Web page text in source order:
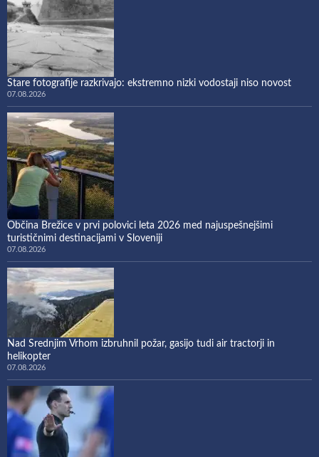
Stare fotografije razkrivajo: ekstremno nizki vodostaji niso novost
07.08.2026
Občina Brežice v prvi polovici leta 2026 med najuspešnejšimi
turističnimi destinacijami v Sloveniji
07.08.2026
Nad Srednjim Vrhom izbruhnil požar, gasijo tudi air tractorji in
helikopter
07.08.2026